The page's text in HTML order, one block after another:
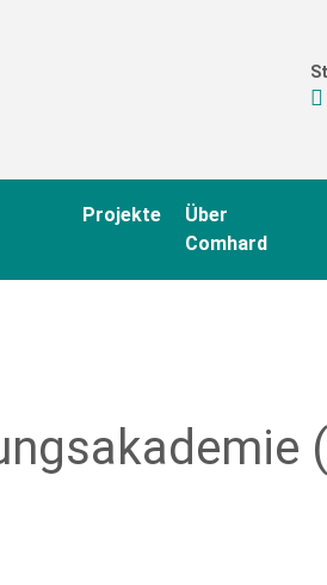
Projekte
Über
Comhard